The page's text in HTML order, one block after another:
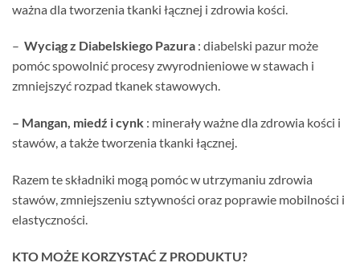
ważna dla tworzenia tkanki łącznej i zdrowia kości.
– Wyciąg z Diabelskiego Pazura : diabelski pazur może
pomóc spowolnić procesy zwyrodnieniowe w stawach i
zmniejszyć rozpad tkanek stawowych.
– Mangan, miedź i cynk : minerały ważne dla zdrowia kości i
stawów, a także tworzenia tkanki łącznej.
Razem te składniki mogą pomóc w utrzymaniu zdrowia
stawów, zmniejszeniu sztywności oraz poprawie mobilności i
elastyczności.
KTO MOŻE KORZYSTAĆ Z PRODUKTU?